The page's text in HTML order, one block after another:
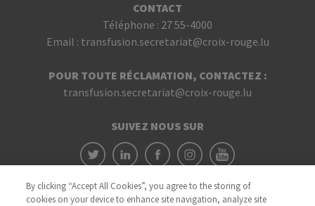
CONTACT
Téléphone : 27 55-4000
Email : transfusion.secretariat@croix-rouge.lu
POUR TOUTE RÉCLAMATION, CONTACTEZ :
transfusion.secretariat@croix-rouge.lu
SUIVEZ NOUS SUR
By clicking “Accept All Cookies”, you agree to the storing of
cookies on your device to enhance site navigation, analyze site